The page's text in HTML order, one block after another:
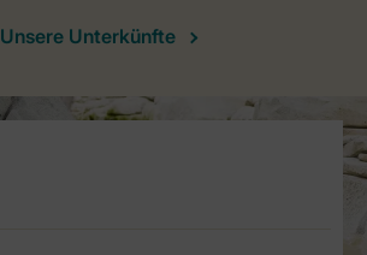
Unsere Unterkünfte
Service Rating from our guests